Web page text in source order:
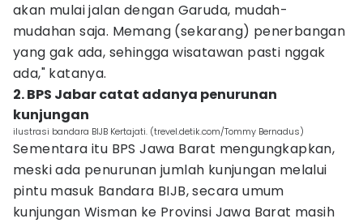
akan mulai jalan dengan Garuda, mudah-
mudahan saja. Memang (sekarang) penerbangan
yang gak ada, sehingga wisatawan pasti nggak
ada," katanya.
2. BPS Jabar catat adanya penurunan
kunjungan
ilustrasi bandara BIJB Kertajati. (trevel.detik.com/Tommy Bernadus)
Sementara itu BPS Jawa Barat mengungkapkan,
meski ada penurunan jumlah kunjungan melalui
pintu masuk Bandara BIJB, secara umum
kunjungan Wisman ke Provinsi Jawa Barat masih